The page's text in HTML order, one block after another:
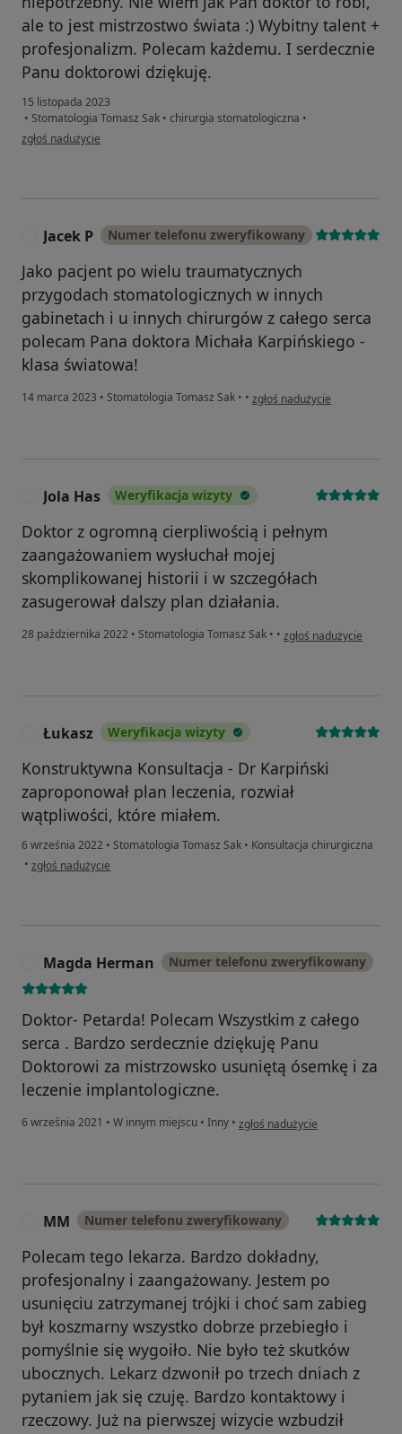
ale to jest mistrzostwo świata :) Wybitny talent +
profesjonalizm. Polecam każdemu. I serdecznie
Panu doktorowi dziękuję.
15 listopada 2023
• Stomatologia Tomasz Sak • chirurgia stomatologiczna •
w opinii użytkownika Pacjent
zgłoś nadużycie
Jacek P Numer telefonu zweryfikowany
Jako pacjent po wielu traumatycznych
przygodach stomatologicznych w innych
gabinetach i u innych chirurgów z całego serca
polecam Pana doktora Michała Karpińskiego -
klasa światowa!
14 marca 2023 • Stomatologia Tomasz Sak • • w opinii użytkownika Jacek P
zgłoś nadużycie
Jola Has Weryfikacja wizyty
Doktor z ogromną cierpliwością i pełnym
zaangażowaniem wysłuchał mojej
skomplikowanej historii i w szczegółach
zasugerował dalszy plan działania.
28 października 2022 • Stomatologia Tomasz Sak • • w opinii użytkownika
zgłoś nadużycie
Łukasz Weryfikacja wizyty
Konstruktywna Konsultacja - Dr Karpiński
zaproponował plan leczenia, rozwiał
wątpliwości, które miałem.
6 września 2022 • Stomatologia Tomasz Sak • Konsultacja chirurgiczna
• w opinii użytkownika Łukasz
zgłoś nadużycie
Magda Herman Numer telefonu zweryfikowany
Doktor- Petarda! Polecam Wszystkim z całego
serca . Bardzo serdecznie dziękuję Panu
Doktorowi za mistrzowsko usuniętą ósemkę i za
leczenie implantologiczne.
6 września 2021 • W innym miejscu • Inny • w opinii użytkownika Magda
zgłoś nadużycie
MM Numer telefonu zweryfikowany
Polecam tego lekarza. Bardzo dokładny,
profesjonalny i zaangażowany. Jestem po
usunięciu zatrzymanej trójki i choć sam zabieg
był koszmarny wszystko dobrze przebiegło i
pomyślnie się wygoiło. Nie było też skutków
ubocznych. Lekarz dzwonił po trzech dniach z
pytaniem jak się czuję. Bardzo kontaktowy i
rzeczowy. Już na pierwszej wizycie wzbudził